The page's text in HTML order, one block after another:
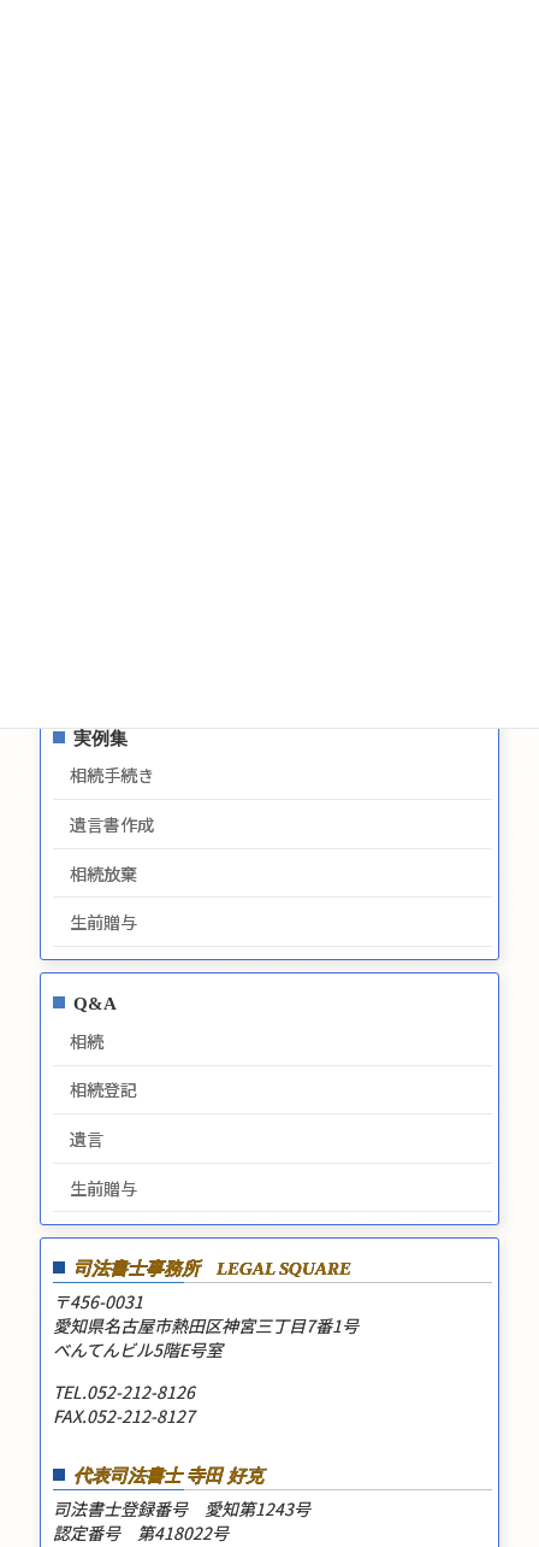
実例集
相続手続き
遺言書作成
相続放棄
生前贈与
Q&A
相続
相続登記
遺言
生前贈与
司法書士事務所 LEGAL SQUARE
〒456-0031
愛知県名古屋市熱田区神宮三丁目7番1号
べんてんビル5階E号室
TEL.052-212-8126
FAX.052-212-8127
代表司法書士 寺田 好克
司法書士登録番号 愛知第1243号
認定番号 第418022号